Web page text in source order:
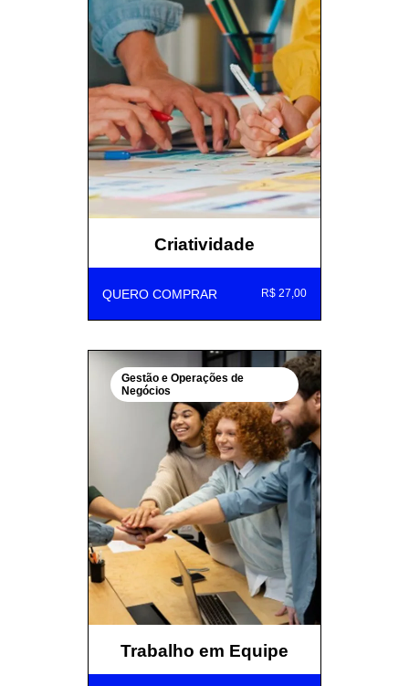
Criatividade
QUERO COMPRAR R$ 27,00
Gestão e Operações de
Negócios
Trabalho em Equipe